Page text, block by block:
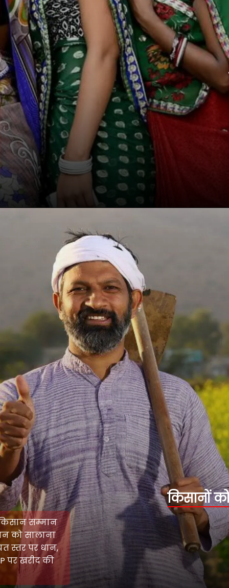
किसानों को मिलेगा सम्मान
किसानों के लिए ‘कर्पूरी ठाकुर किसान सम्मान
निधि’ शुरू की जाएगी. हर किसान को सालाना
₹9,000 की मदद दी जाएगी. पंचायत स्तर पर धान,
गेहूं, मक्का और दलहन की MSP पर खरीद की
गारंटी दी गई है.